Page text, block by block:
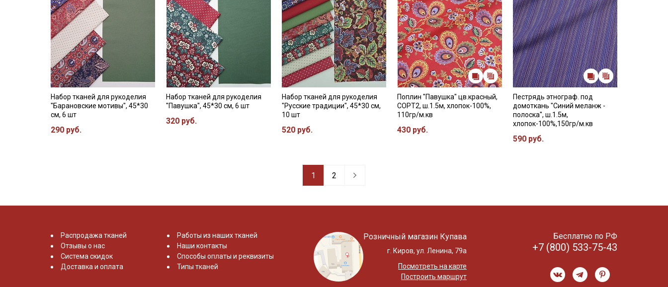
Набор тканей для рукоделия
"Барановские мотивы", 45*30
см, 6 шт
290 руб.
Набор тканей для рукоделия
"Павушка", 45*30 см, 6 шт
320 руб.
Набор тканей для рукоделия
"Русские традиции", 45*30 см,
10 шт
520 руб.
Поплин "Павушка" цв.красный,
СОРТ2, ш.1.5м, хлопок-100%,
110гр/м.кв
430 руб.
Пестрядь этнограф. под
домоткань "Синий меланж -
полоска", ш.1.5м,
хлопок-100%,150гр/м.кв
590 руб.
1 2
Распродажа тканей
Отзывы о нас
Система скидок
Доставка и оплата
Работы из наших тканей
Наши контакты
Способы оплаты и реквизиты
Типы тканей
Розничный магазин Купава
г. Киров, ул. Ленина, 79а
Посмотреть на карте
Построить маршрут
Бесплатно по РФ
+7 (800) 533-75-43